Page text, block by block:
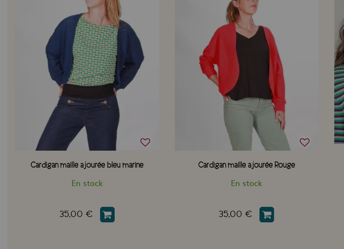
Cardigan maille ajourée bleu marine
En stock
35,00 €
Cardigan maille ajourée Rouge
En stock
35,00 €